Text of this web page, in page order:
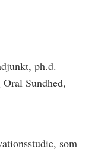
ph.d.
Sundhed,
som